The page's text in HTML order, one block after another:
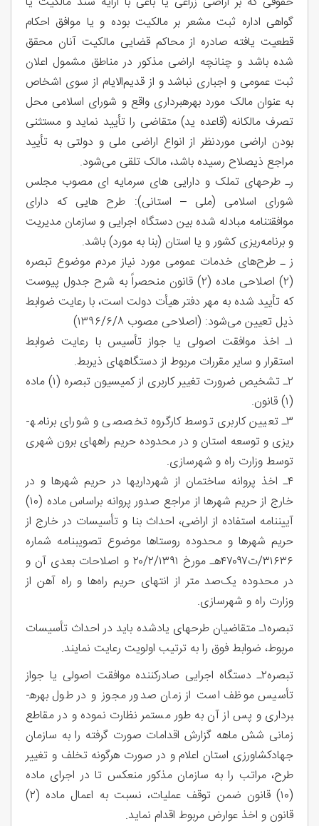
گواهی اداره ثبت مشعر بر مالکیت بوده و یا موافق احکام
قطعیت یافته صادره از محاکم قضایی مالکیت آنان محقق
شده باشد و چنانچه اراضی مذکور در مناطق مشمول اعلان
ثبت عمومی و اجباری نباشد و از قدیم‌الایام از سوی اشخاص
به عنوان مالک مورد بهره‏برداری واقع و شورای اسلامی محل
تصرف مالکانه (قاعده ید) متقاضی را تأیید نماید و مستثنی
بودن اراضی موردنظر از انواع اراضی ملی و دولتی به تأیید
مراجع ذیصلاح رسیده باشد، مالک تلقی می‌شود.
رـ طرحهای تملک و دارایی های سرمایه‌ ای مصوب مجلس
شورای اسلامی (ملی – استانی): طرح هایی که دارای
موافقتنامه مبادله شده بین دستگاه اجرایی و سازمان مدیریت
و برنامه‌ریزی کشور و یا استان (بنا به مورد) باشد.
ز ـ طرح‌های خدمات عمومی مورد نیاز مردم موضوع تبصره
(۲) اصلاحی ماده (۲) قانون منحصراً به شرح جدول پیوست
که تأیید شده به مهر دفتر هیأت دولت است، با رعایت ضوابط
ذیل تعیین می­‌شود: (اصلاحی مصوب ۱۳۹۶/۶/۸)
۱ـ اخذ موافقت اصولی یا جواز تأسیس با رعایت ضوابط
استقرار و سایر مقررات مربوط از دستگاه­های ذی­ربط.
۲ـ تشخیص ضرورت تغییر کاربری از کمیسیون تبصره (۱) ماده
(۱) قانون.
۳ـ تعیین کاربری توسط کارگروه تخصصی و شورای برنامه­
ریزی و توسعه استان و در محدوده حریم راه­های برون شهری
توسط وزارت راه و شهرسازی.
۴ـ اخذ پروانه ساختمان از شهرداری­ها در حریم شهرها و در
خارج از حریم شهرها از مراجع صدور پروانه براساس ماده (۱۰)
آیین­نامه استفاده از اراضی، احداث بنا و تأسیسات در خارج از
حریم شهرها و محدوده روستاها موضوع تصویب­نامه شماره
۳۱۶۳۶/ت۴۷۰۹۷هـ مورخ ۲۰/۲/۱۳۹۱ و اصلاحات بعدی آن و
در محدوده یک‌صد متر از انتهای حریم راه­‌ها و راه آهن از
وزارت راه و شهرسازی.
تبصره۱ـ متقاضیان طرح­های یادشده باید در احداث تأسیسات
مربوط، ضوابط فوق را به ترتیب اولویت رعایت نمایند.
تبصره۲ـ دستگاه اجرایی صادرکننده موافقت اصولی یا جواز
تأسیس موظف است از زمان صدور مجوز و در طول بهره­
برداری و پس از آن به طور مستمر نظارت نموده و در مقاطع
زمانی شش ماهه گزارش اقدامات صورت گرفته را به سازمان
جهادکشاورزی استان اعلام و در صورت هرگونه تخلف و تغییر
طرح، مراتب را به سازمان مذکور منعکس تا در اجرای ماده
(۱۰) قانون ضمن توقف عملیات، نسبت به اعمال ماده (۲)
قانون و اخذ عوارض مربوط اقدام نماید.